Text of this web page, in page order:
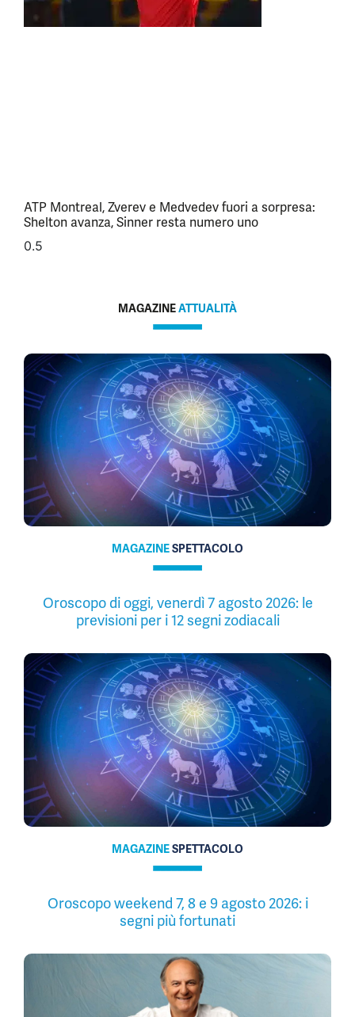
ATP Montreal, Zverev e Medvedev fuori a sorpresa:
Shelton avanza, Sinner resta numero uno
MAGAZINEATTUALITÀ
MAGAZINESPETTACOLO
Oroscopo di oggi, venerdì 7 agosto 2026: le
previsioni per i 12 segni zodiacali
MAGAZINESPETTACOLO
Oroscopo weekend 7, 8 e 9 agosto 2026: i
segni più fortunati